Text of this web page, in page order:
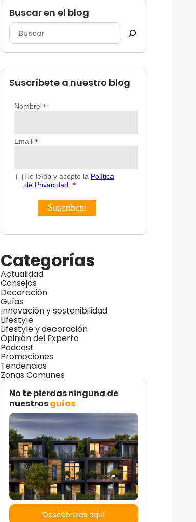
Buscar en el blog
Suscríbete a nuestro blog
Categorías
Actualidad
Consejos
Decoración
Guías
Innovación y sostenibilidad
Lifestyle
Lifestyle y decoración
Opinión del Experto
Podcast
Promociones
Tendencias
Zonas Comunes
No te pierdas ninguna de
nuestrasguías
Descúbrelas aquí